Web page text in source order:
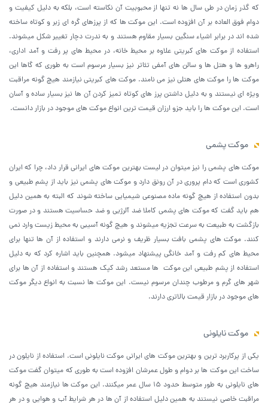
که گذر زمان در طی سال ها نه تنها از محبوبیت آن نکاسته است، بلکه به دلیل کیفیت و
دوام فوق العاده بر آن افزوده است. این موکت ها که از پرزهای گره ای زبر و کوتاه ساخته
شده اند در برابر اشیاء سنگین بسیار مقاوم هستند و به ندرت دچار تغییر شکل میشوند.
استفاده از موکت های کبریتی علاوه بر محیط خانه، در محیط های پر رفت و آمد اداری،
راهرو ها و هتل ها و سالن های آمفی تئاتر نیز بسیار مرسوم است به طوری که گاها این
موکت ها را موکت های هتلی نیز می نامند. موکت های کبریتی نیازمند هیچ گونه مراقبت
ویژه ای نیستند و به دلیل داشتن پرز های کوتاه تمیز کردن آن ها نیز بسیار ساده و آسان
است. این موکت ها را باید جزو ارزان قیمت ترین انواع موکت های موجود در بازار دانست.
موکت پشمی
موکت های پشمی را نیز میتوان در لیست بهترین موکت های ایرانی قرار داد، چرا که ایران
کشوری است که دام پروری در آن رونق دارد و موکت های پشمی نیز باید از پشم طبیعی و
بدون استفاده از هیچ گونه ماده مصنوعی شیمیایی ساخته شوند که البته به همین دلیل
هم باید گفت که موکت های پشمی کاملا ضد آلرژیی و ضد حساسیت هستند و در صورت
بازگشت به طبیعت به سرعت تجزیه میشوند و هیچ گونه آسیبی به محیط زیست وارد نمی
کنند. موکت های پشمی بافت بسیار ظریف و نرمی دارند و استفاده از آن ها تنها برای
محیط های کم رفت و آمد خانگی پیشنهاد میشود. همچنین باید اشاره کرد که به دلیل
استفاده از پشم طبیعی این موکت ها مستعد رشد کپک هستند و استفاده از آن ها برای
شهر های گرم و مرطوب چندان مرسوم نیست. این موکت ها نسبت به انواع دیگر موکت
های موجود در بازار قیمت بالاتری دارند.
موکت نایلونی
یکی از پرکاربرد ترین و بهترین موکت های ایرانی موکت نایلونی است. استفاده از نایلون در
ساخت این موکت ها بر دوام و طول عمرشان افزوده است به طوری که میتوان گفت موکت
های نایلونی به طور متوسط حدود 15 سال عمر میکنند. این موکت ها نیازمند هیچ گونه
مراقبت خاصی نیستند به همین دلیل استفاده از آن ها در هر شرایط آب و هوایی و در هر